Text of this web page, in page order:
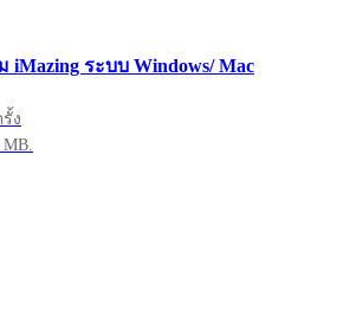
ระบบ Windows/ Mac
ง